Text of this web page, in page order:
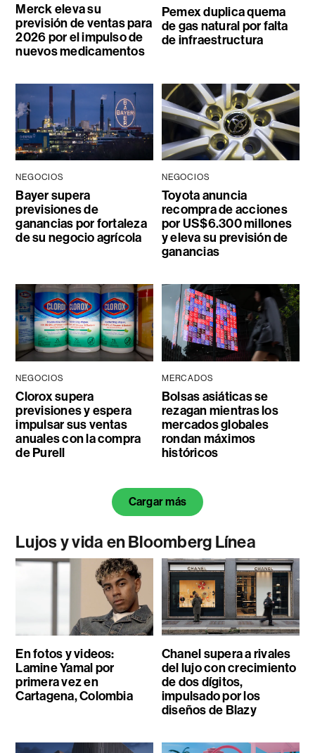
Merck eleva su
previsión de ventas para
2026 por el impulso de
nuevos medicamentos
Pemex duplica quema
de gas natural por falta
de infraestructura
NEGOCIOS
Bayer supera
previsiones de
ganancias por fortaleza
de su negocio agrícola
NEGOCIOS
Toyota anuncia
recompra de acciones
por US$6.300 millones
y eleva su previsión de
ganancias
NEGOCIOS
Clorox supera
previsiones y espera
impulsar sus ventas
anuales con la compra
de Purell
MERCADOS
Bolsas asiáticas se
rezagan mientras los
mercados globales
rondan máximos
históricos
Cargar más
Lujos y vida en Bloomberg Línea
En fotos y videos:
Lamine Yamal por
primera vez en
Cartagena, Colombia
Chanel supera a rivales
del lujo con crecimiento
de dos dígitos,
impulsado por los
diseños de Blazy